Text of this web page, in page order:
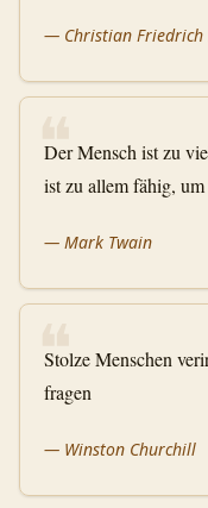
— Christian Friedrich
❝
Der Mensch ist zu
ist zu allem fähig,
— Mark Twain
❝
Stolze Menschen
fragen
— Winston Churchill